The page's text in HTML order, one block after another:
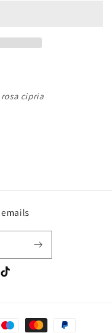
cipria
TikTok